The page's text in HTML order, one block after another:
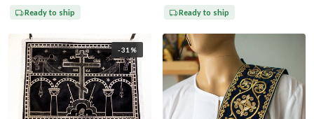
Ready to ship Ready to ship
-31%